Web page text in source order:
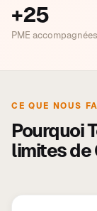
+25
PME
CE QUE NOUS
Pourquoi
limites de